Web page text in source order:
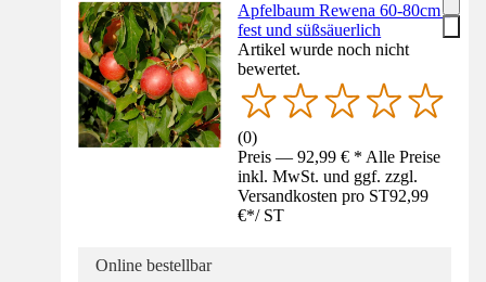
Apfelbaum Rewena 60-80cm -
fest und süßsäuerlich
Artikel wurde noch nicht
bewertet.
(0)
Preis — 92,99 € * Alle Preise
inkl. MwSt. und ggf. zzgl.
Versandkosten pro ST92,99
€*/ ST
Online bestellbar